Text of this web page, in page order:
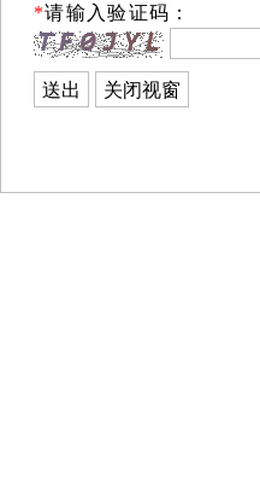
*请输入验证码：